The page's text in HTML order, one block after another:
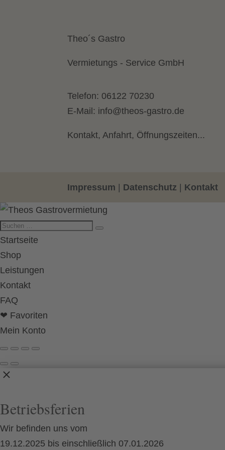
Theo´s Gastro
Vermietungs - Service GmbH
Telefon: 06122 70230
E-Mail: info@theos-gastro.de
Kontakt, Anfahrt, Öffnungszeiten...
Impressum Datenschutz Kontakt
Startseite
Shop
Leistungen
Kontakt
FAQ
❤ Favoriten
Mein Konto
Betriebsferien
Wir befinden uns vom
19.12.2025 bis einschließlich 07.01.2026